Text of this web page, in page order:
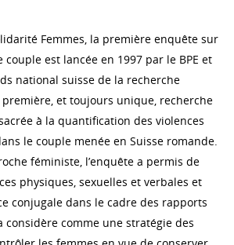
Femmes, la première enquête sur
couple est lancée en 1997 par le BPE et
national suisse de la recherche
première, et toujours unique, recherche
à la quantification des violences
le couple menée en Suisse romande.
féministe, l’enquête a permis de
physiques, sexuelles et verbales et
conjugale dans le cadre des rapports
considère comme une stratégie des